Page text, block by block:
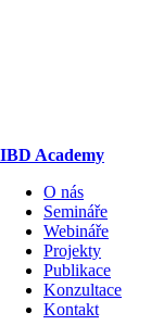
IBD Academy
O nás
Semináře
Webináře
Projekty
Publikace
Konzultace
Kontakt